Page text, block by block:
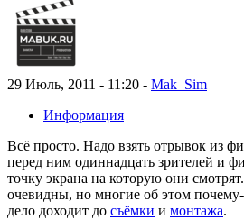
29 Июль, 2011 - 11:20 - Mak_Sim
Информация
Всё просто. Надо взять отрывок из
перед ним одиннадцать зрителей и
точку экрана на которую они
очевидны, но многие об этом почему-
дело доходит до съёмки и монтажа.